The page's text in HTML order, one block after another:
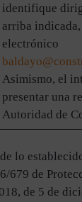
identifique
arriba
electrónico
Asimismo, el
presentar una
Autoridad de
lo
679 de
de 5 de